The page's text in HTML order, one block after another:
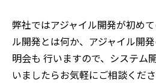
弊社ではアジャイル開発が初め
ル開発とは何か、アジャイル開
明会も 行いますので、システム
いましたらお気軽にご相談くださ